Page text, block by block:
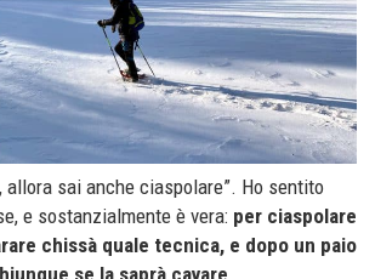
allora sai anche ciaspolare”. Ho sentito
e sostanzialmente è vera: per ciaspolare
chissà quale tecnica, e dopo un paio
se la saprà cavare